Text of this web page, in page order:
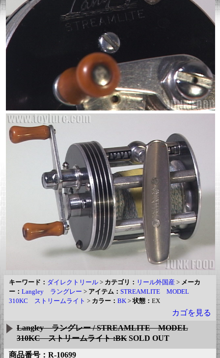
キーワード： ダイレクトリール > カテゴリ： リール外国産 > メーカ
ー： Langley ラングレー > アイテム： STREAMLITE MODEL
310KC ストリームライト > カラー： BK >状態： EX
カゴを見る
Langley ラングレー / STREAMLITE MODEL
310KC ストリームライト :BK SOLD OUT
商品番号：R-10699